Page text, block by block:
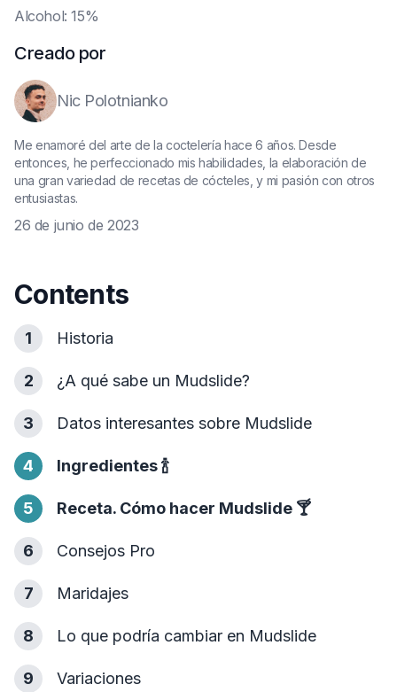
Alcohol: 15%
Creado por
Nic Polotnianko
Me enamoré del arte de la coctelería hace 6 años. Desde
entonces, he perfeccionado mis habilidades, la elaboración de
una gran variedad de recetas de cócteles, y mi pasión con otros
entusiastas.
26 de junio de 2023
Contents
1 Historia
2 ¿A qué sabe un Mudslide?
3 Datos interesantes sobre Mudslide
4 Ingredientes🍾
5 Receta. Cómo hacer Mudslide 🍸
6 Consejos Pro
7 Maridajes
8 Lo que podría cambiar en Mudslide
9 Variaciones